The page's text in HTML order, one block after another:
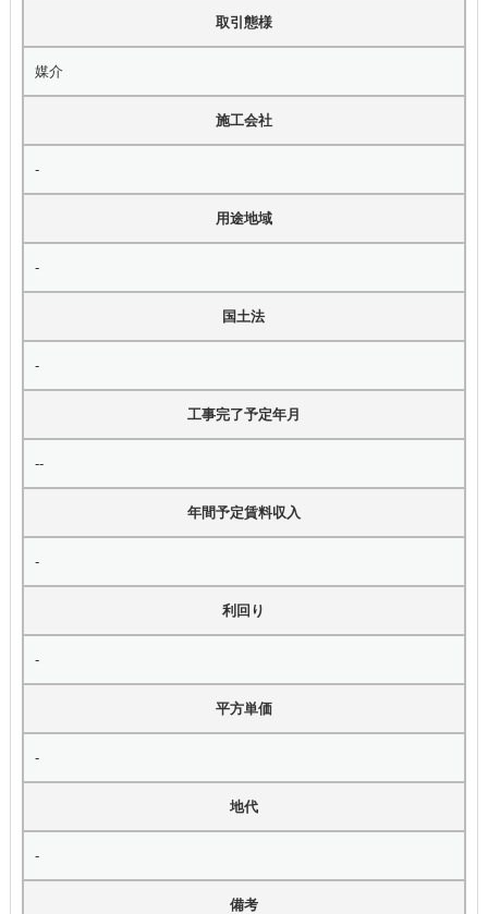
取引態様
媒介
施工会社
-
用途地域
-
国土法
-
工事完了予定年月
--
年間予定賃料収入
-
利回り
-
平方単価
-
地代
-
備考